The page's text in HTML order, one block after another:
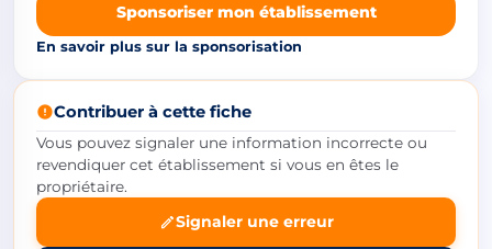
Sponsoriser mon établissement
En savoir plus sur la sponsorisation
Contribuer à cette fiche
Vous pouvez signaler une information incorrecte ou
revendiquer cet établissement si vous en êtes le
propriétaire.
Signaler une erreur